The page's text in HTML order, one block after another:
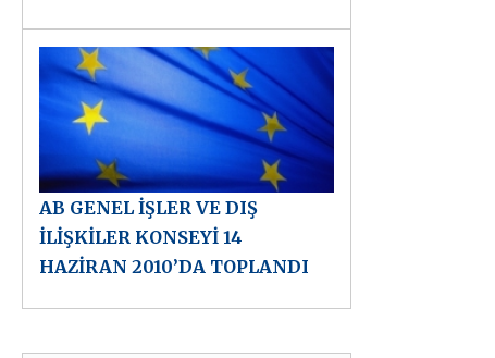
AB GENEL İŞLER VE DIŞ
İLİŞKİLER KONSEYİ 14
HAZİRAN 2010’DA TOPLANDI